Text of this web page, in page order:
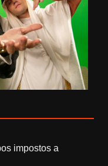
impostos a